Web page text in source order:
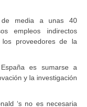
de media a unas 40
empleos indirectos
proveedores de la
es sumarse a
y la investigación
‘s no es necesaria